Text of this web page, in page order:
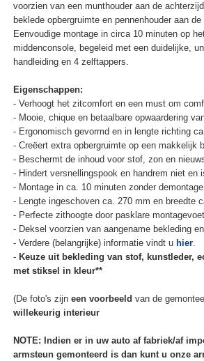
voorzien van een munthouder aan de
beklede opbergruimte en pennenhouder aan de
Eenvoudige montage in circa 10 minuten op
middenconsole, begeleid met een duidelijke,
handleiding en 4 zelftappers.
Eigenschappen:
- Verhoogt het zitcomfort en een must om
- Mooie, chique en betaalbare opwaardering
- Ergonomisch gevormd en in lengte richting
- Creëert extra opbergruimte op een makkelijk
- Beschermt de inhoud voor stof, zon en
- Hindert versnellingspook en handrem niet en
- Montage in ca. 10 minuten zonder
- Lengte ingeschoven ca. 270 mm en breedte
- Perfecte zithoogte door pasklare
- Deksel voorzien van aangename bekleding
- Verdere (belangrijke) informatie vindt u hier.
- Keuze uit bekleding van stof, kunstleder,
met stiksel in kleur**
(De foto's zijn een voorbeeld van de
willekeurig interieur
NOTE: Indien er in uw auto af fabriek/af
armsteun gemonteerd is dan kunt u onze